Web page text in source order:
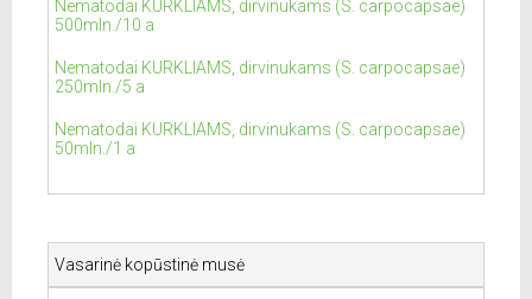
Nematodai KURKLIAMS, dirvinukams (S. carpocapsae)
500mln./10 a
Nematodai KURKLIAMS, dirvinukams (S. carpocapsae)
250mln./5 a
Nematodai KURKLIAMS, dirvinukams (S. carpocapsae)
50mln./1 a
Vasarinė kopūstinė musė